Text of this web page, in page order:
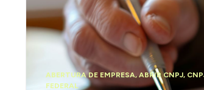
ABERTURA DE EMPRESA,ABRIR CNPJ,
FEDERAL